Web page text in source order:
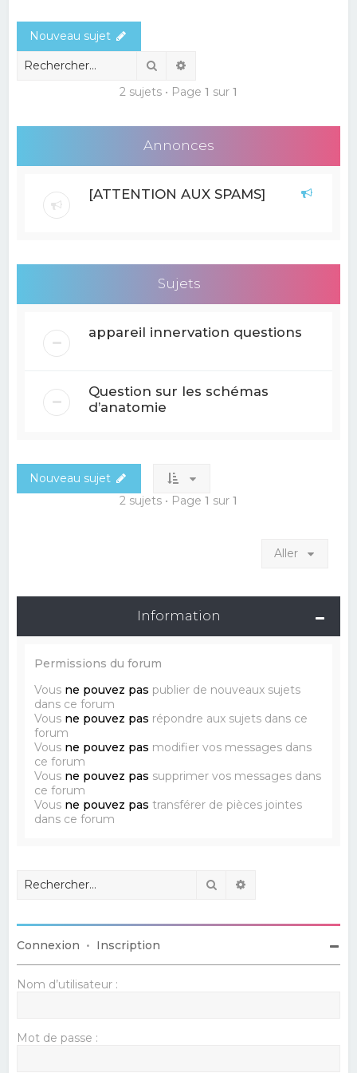
r
Nouveau sujet
Rechercher
2 sujets • Page 1 sur 1
Annonces
[ATTENTION AUX SPAMS]
Sujets
appareil innervation questions
Question sur les schémas
d’anatomie
Nouveau sujet
2 sujets • Page 1 sur 1
Aller
Information
Permissions du forum
Vous ne pouvez pas publier de nouveaux sujets
dans ce forum
Vous ne pouvez pas répondre aux sujets dans ce
forum
Vous ne pouvez pas modifier vos messages dans
ce forum
Vous ne pouvez pas supprimer vos messages dans
ce forum
Vous ne pouvez pas transférer de pièces jointes
dans ce forum
Rechercher
Connexion • Inscription
Nom d’utilisateur :
Mot de passe :